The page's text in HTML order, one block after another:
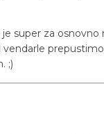
super za osnovno
vendarle
;)